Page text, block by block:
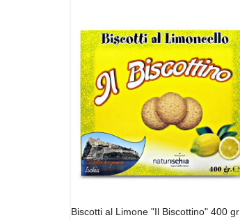
Biscotti al Limone "Il Biscottino" 400 gr